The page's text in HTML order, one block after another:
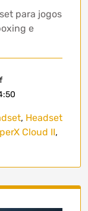
para jogos
e
, Headset
Cloud II,